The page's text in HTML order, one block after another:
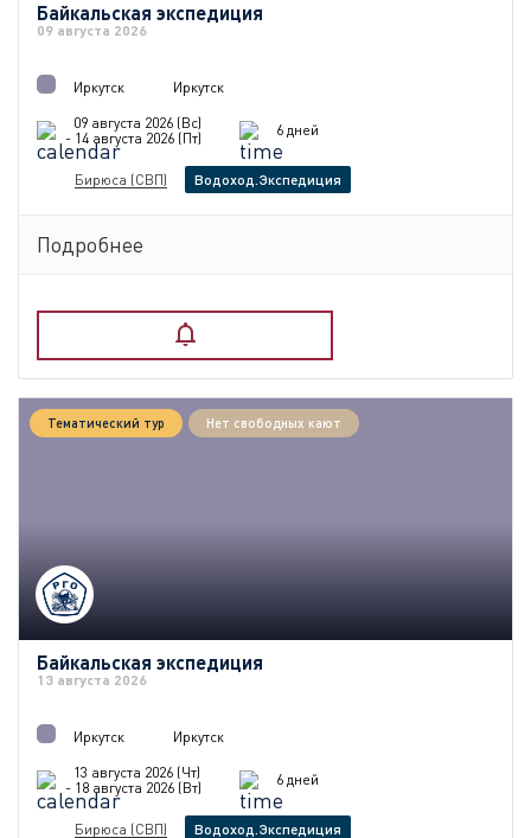
Байкальская экспедиция
09 августа 2026
Иркутск
Иркутск
09 августа 2026 (Вс)
- 14 августа 2026 (Пт)
6 дней
Бирюса (СВП) Водоход.Экспедиция
Подробнее
Тематический тур Нет свободных кают
Байкальская экспедиция
13 августа 2026
Иркутск
Иркутск
13 августа 2026 (Чт)
- 18 августа 2026 (Вт)
6 дней
Бирюса (СВП) Водоход.Экспедиция